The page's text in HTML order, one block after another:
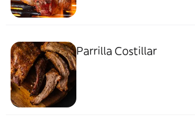
Parrilla Costillar